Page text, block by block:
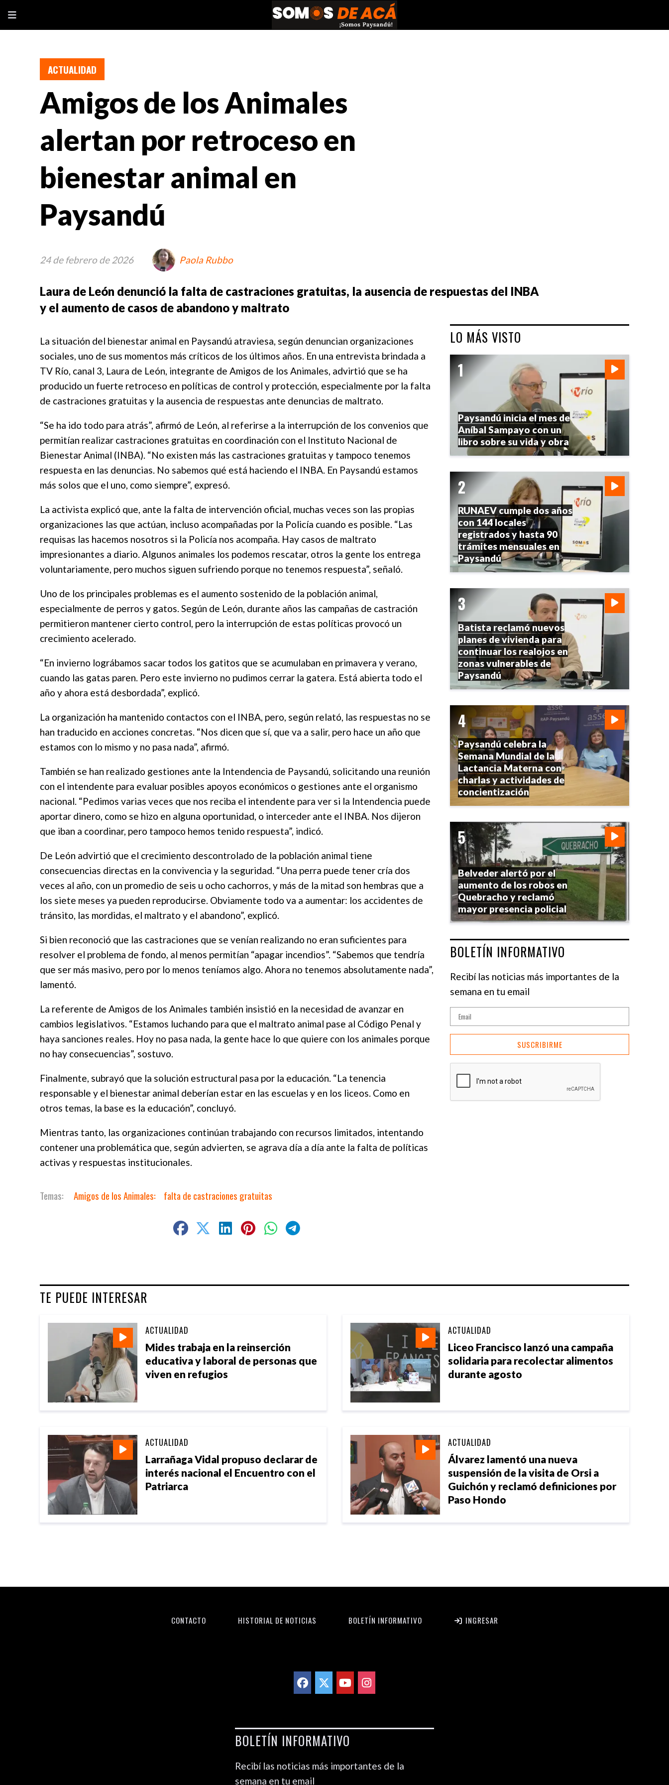
Amigos de los Animales
alertan por retroceso en
bienestar animal en
Paysandú
Laura de León denunció la falta de castraciones gratuitas, la ausencia de respuestas del INBA
y el aumento de casos de abandono y maltrato
ACTUALIDAD
24 de febrero de 2026 Paola Rubbo
La situación del bienestar animal en Paysandú atraviesa, según denuncian organizaciones
sociales, uno de sus momentos más críticos de los últimos años. En una entrevista brindada a
TV Río, canal 3, Laura de León, integrante de Amigos de los Animales, advirtió que se ha
producido un fuerte retroceso en políticas de control y protección, especialmente por la falta
de castraciones gratuitas y la ausencia de respuestas ante denuncias de maltrato.
“Se ha ido todo para atrás”, afirmó de León, al referirse a la interrupción de los convenios que
permitían realizar castraciones gratuitas en coordinación con el Instituto Nacional de
Bienestar Animal (INBA). “No existen más las castraciones gratuitas y tampoco tenemos
respuesta en las denuncias. No sabemos qué está haciendo el INBA. En Paysandú estamos
más solos que el uno, como siempre”, expresó.
La activista explicó que, ante la falta de intervención oficial, muchas veces son las propias
organizaciones las que actúan, incluso acompañadas por la Policía cuando es posible. “Las
requisas las hacemos nosotros si la Policía nos acompaña. Hay casos de maltrato
impresionantes a diario. Algunos animales los podemos rescatar, otros la gente los entrega
voluntariamente, pero muchos siguen sufriendo porque no tenemos respuesta”, señaló.
Uno de los principales problemas es el aumento sostenido de la población animal,
especialmente de perros y gatos. Según de León, durante años las campañas de castración
permitieron mantener cierto control, pero la interrupción de estas políticas provocó un
crecimiento acelerado.
“En invierno lográbamos sacar todos los gatitos que se acumulaban en primavera y verano,
cuando las gatas paren. Pero este invierno no pudimos cerrar la gatera. Está abierta todo el
año y ahora está desbordada”, explicó.
La organización ha mantenido contactos con el INBA, pero, según relató, las respuestas no se
han traducido en acciones concretas. “Nos dicen que sí, que va a salir, pero hace un año que
estamos con lo mismo y no pasa nada”, afirmó.
También se han realizado gestiones ante la Intendencia de Paysandú, solicitando una reunión
con el intendente para evaluar posibles apoyos económicos o gestiones ante el organismo
nacional. “Pedimos varias veces que nos reciba el intendente para ver si la Intendencia puede
aportar dinero, como se hizo en alguna oportunidad, o interceder ante el INBA. Nos dijeron
que iban a coordinar, pero tampoco hemos tenido respuesta”, indicó.
De León advirtió que el crecimiento descontrolado de la población animal tiene
consecuencias directas en la convivencia y la seguridad. “Una perra puede tener cría dos
veces al año, con un promedio de seis u ocho cachorros, y más de la mitad son hembras que a
los siete meses ya pueden reproducirse. Obviamente todo va a aumentar: los accidentes de
tránsito, las mordidas, el maltrato y el abandono”, explicó.
Si bien reconoció que las castraciones que se venían realizando no eran suficientes para
resolver el problema de fondo, al menos permitían “apagar incendios”. “Sabemos que tendría
que ser más masivo, pero por lo menos teníamos algo. Ahora no tenemos absolutamente nada”,
lamentó.
La referente de Amigos de los Animales también insistió en la necesidad de avanzar en
cambios legislativos. “Estamos luchando para que el maltrato animal pase al Código Penal y
haya sanciones reales. Hoy no pasa nada, la gente hace lo que quiere con los animales porque
no hay consecuencias”, sostuvo.
Finalmente, subrayó que la solución estructural pasa por la educación. “La tenencia
responsable y el bienestar animal deberían estar en las escuelas y en los liceos. Como en
otros temas, la base es la educación”, concluyó.
Mientras tanto, las organizaciones continúan trabajando con recursos limitados, intentando
contener una problemática que, según advierten, se agrava día a día ante la falta de políticas
activas y respuestas institucionales.
Amigos de los Animales: falta de castraciones gratuitas
TE PUEDE INTERESAR
Mides trabaja en la reinserción
educativa y laboral de personas que
viven en refugios
ACTUALIDAD
Liceo Francisco lanzó una campaña
solidaria para recolectar alimentos
durante agosto
ACTUALIDAD
Larrañaga Vidal propuso declarar de
interés nacional el Encuentro con el
Patriarca
ACTUALIDAD
Álvarez lamentó una nueva
suspensión de la visita de Orsi a
Guichón y reclamó definiciones por
Paso Hondo
ACTUALIDAD
LO MÁS VISTO
Paysandú inicia el mes de
Aníbal Sampayo con un
libro sobre su vida y obra
RUNAEV cumple dos años
con 144 locales
registrados y hasta 90
trámites mensuales en
Paysandú
Batista reclamó nuevos
planes de vivienda para
continuar los realojos en
zonas vulnerables de
Paysandú
Paysandú celebra la
Semana Mundial de la
Lactancia Materna con
charlas y actividades de
concientización
Belveder alertó por el
aumento de los robos en
Quebracho y reclamó
mayor presencia policial
BOLETÍN INFORMATIVO
Recibí las noticias más importantes de la
semana en tu email
SUSCRIBIRME
CONTACTO HISTORIAL DE NOTICIAS BOLETÍN INFORMATIVO INGRESAR
BOLETÍN INFORMATIVO
Recibí las noticias más importantes de la
semana en tu email